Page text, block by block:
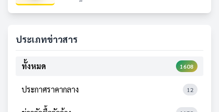
ประเภทข่าวสาร
ทั้งหมด 1608
ประกาศราคากลาง 12